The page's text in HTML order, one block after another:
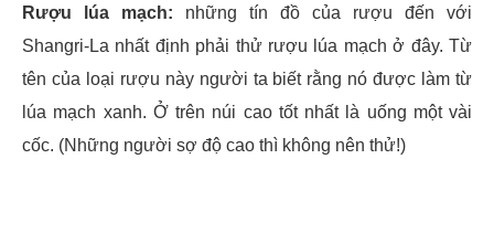
Rượu lúa mạch: những tín đồ của rượu đến với
Shangri-La nhất định phải thử rượu lúa mạch ở đây. Từ
tên của loại rượu này người ta biết rằng nó được làm từ
lúa mạch xanh. Ở trên núi cao tốt nhất là uống một vài
cốc. (Những người sợ độ cao thì không nên thử!)